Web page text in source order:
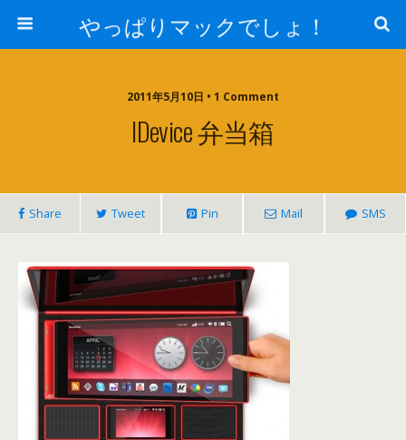
やっぱりマックでしょ！
2011年5月10日 • 1 Comment
IDevice 弁当箱
Share Tweet Pin Mail SMS